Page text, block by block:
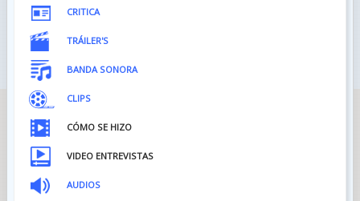
CRITICA
TRÁILER'S
BANDA SONORA
CLIPS
CÓMO SE HIZO
VIDEO ENTREVISTAS
AUDIOS